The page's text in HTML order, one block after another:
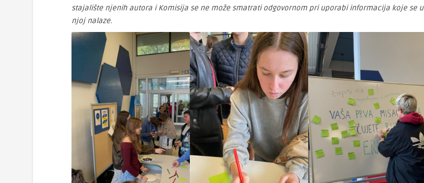
stajalište njenih autora i Komisija se ne može smatrati odgovornom pri uporabi informacija koje se u
njoj nalaze.